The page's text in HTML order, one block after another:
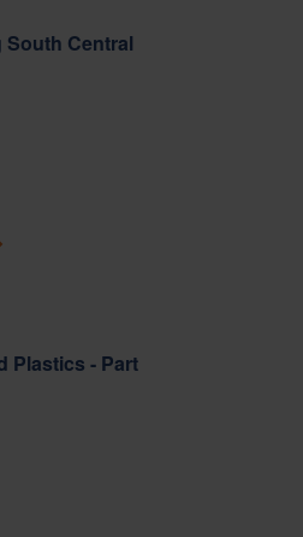
South Central
Plastics - Part